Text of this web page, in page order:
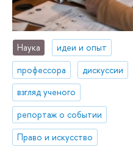
Наука
идеи и опыт
профессора
дискуссии
взгляд ученого
репортаж о событии
Право и искусство